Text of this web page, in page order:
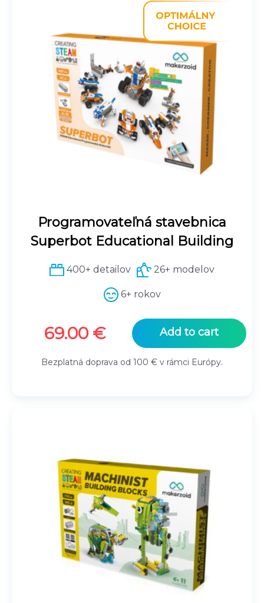
Programovateľná stavebnica
Superbot Educational Building
400+ detailov 26+ modelov
6+ rokov
69.00 € Add to cart
Bezplatná doprava od 100 € v rámci Európy.